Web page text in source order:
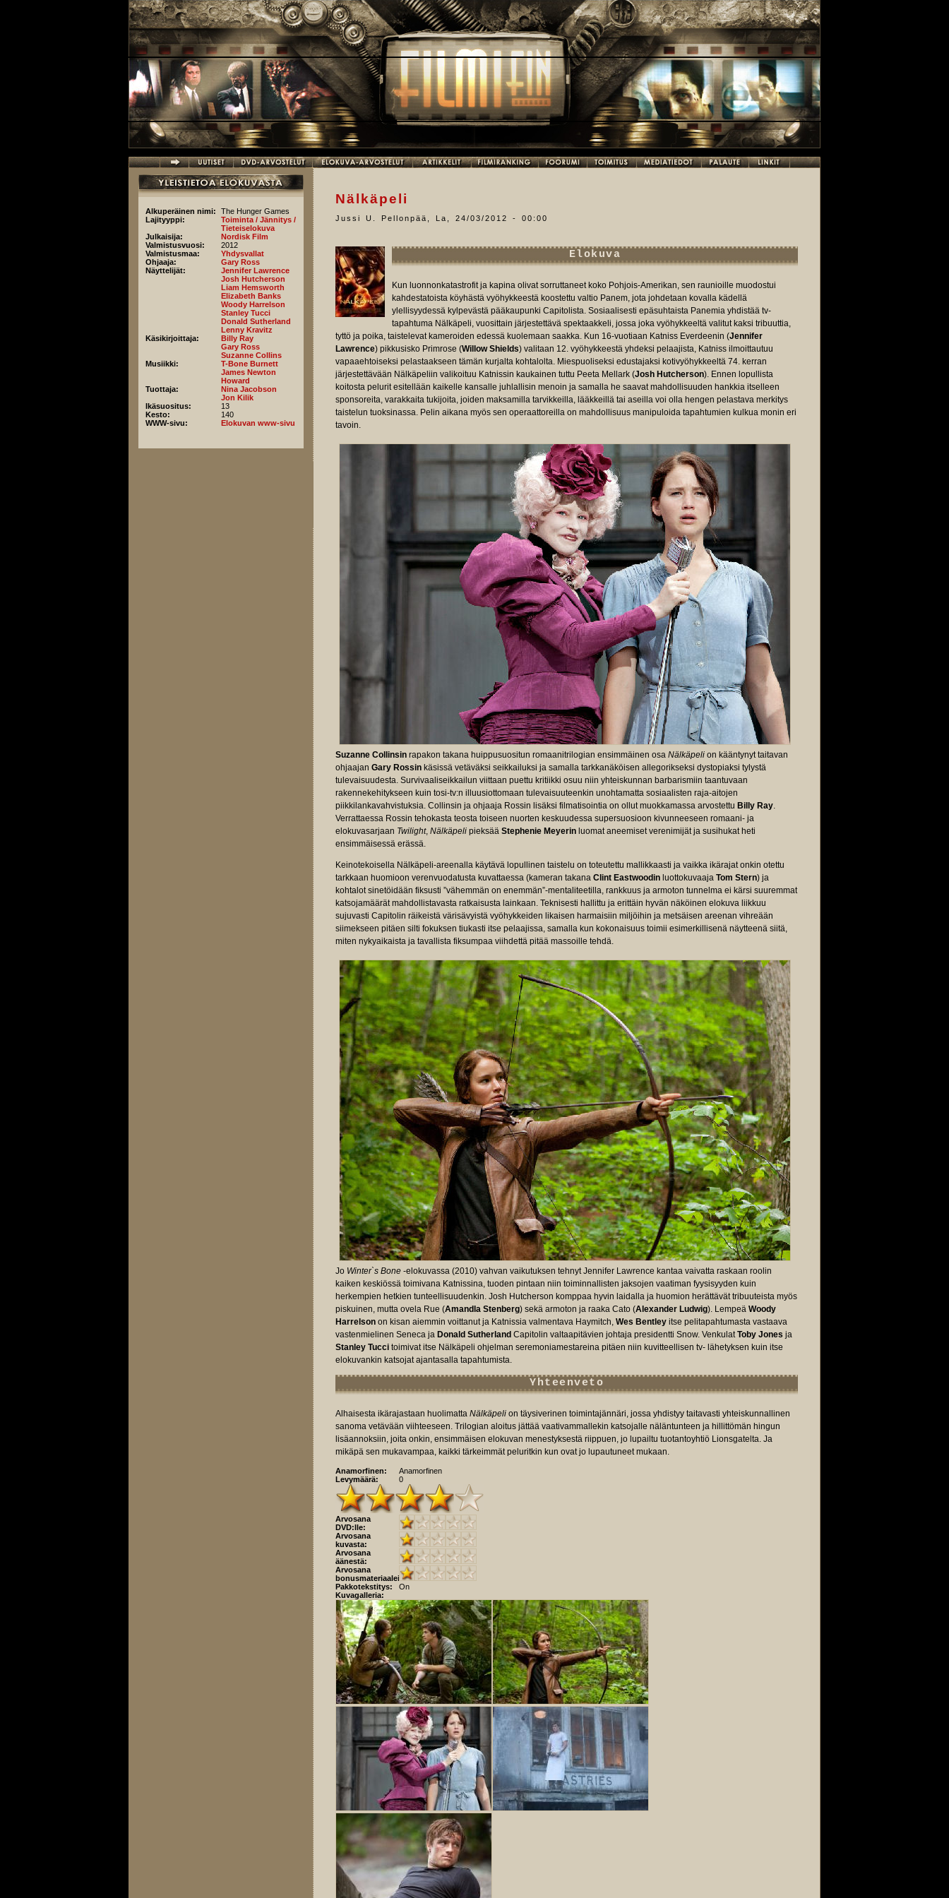
Alkuperäinen nimi:
The Hunger Games
Lajityyppi:
Toiminta / Jännitys /
Tieteiselokuva
Julkaisija:
Nordisk Film
Valmistusvuosi:
2012
Valmistusmaa:
Yhdysvallat
Ohjaaja:
Gary Ross
Näyttelijät:
Jennifer Lawrence
Josh Hutcherson
Liam Hemsworth
Elizabeth Banks
Woody Harrelson
Stanley Tucci
Donald Sutherland
Lenny Kravitz
Käsikirjoittaja:
Billy Ray
Gary Ross
Suzanne Collins
Musiikki:
T-Bone Burnett
James Newton
Howard
Tuottaja:
Nina Jacobson
Jon Kilik
Ikäsuositus:
13
Kesto:
140
WWW-sivu:
Elokuvan www-sivu
Nälkäpeli
Jussi U. Pellonpää La, 24/03/2012 - 00:00
Elokuva
Kun luonnonkatastrofit ja kapina olivat sorruttaneet koko Pohjois-Amerikan, sen raunioille muodostui
kahdestatoista köyhästä vyöhykkeestä koostettu valtio Panem, jota johdetaan kovalla kädellä
ylellisyydessä kylpevästä pääkaupunki Capitolista. Sosiaalisesti epäsuhtaista Panemia yhdistää tv-
tapahtuma Nälkäpeli, vuosittain järjestettävä spektaakkeli, jossa joka vyöhykkeeltä valitut kaksi tribuuttia,
tyttö ja poika, taistelevat kameroiden edessä kuolemaan saakka. Kun 16-vuotiaan Katniss Everdeenin (Jennifer
Lawrence) pikkusisko Primrose (Willow Shields) valitaan 12. vyöhykkeestä yhdeksi pelaajista, Katniss ilmoittautuu
vapaaehtoiseksi pelastaakseen tämän kurjalta kohtalolta. Miespuoliseksi edustajaksi kotivyöhykkeeltä 74. kerran
järjestettävään Nälkäpeliin valikoituu Katnissin kaukainen tuttu Peeta Mellark (Josh Hutcherson). Ennen lopullista
koitosta pelurit esitellään kaikelle kansalle juhlallisin menoin ja samalla he saavat mahdollisuuden hankkia itselleen
sponsoreita, varakkaita tukijoita, joiden maksamilla tarvikkeilla, lääkkeillä tai aseilla voi olla hengen pelastava merkitys
taistelun tuoksinassa. Pelin aikana myös sen operaattoreilla on mahdollisuus manipuloida tapahtumien kulkua monin eri
tavoin.
Suzanne Collinsin rapakon takana huippusuositun romaanitrilogian ensimmäinen osa Nälkäpeli on kääntynyt taitavan
ohjaajan Gary Rossin käsissä vetäväksi seikkailuksi ja samalla tarkkanäköisen allegorikseksi dystopiaksi tylystä
tulevaisuudesta. Survivaaliseikkailun viittaan puettu kritiikki osuu niin yhteiskunnan barbarismiin taantuvaan
rakennekehitykseen kuin tosi-tv:n illuusiottomaan tulevaisuuteenkin unohtamatta sosiaalisten raja-aitojen
piikkilankavahvistuksia. Collinsin ja ohjaaja Rossin lisäksi filmatisointia on ollut muokkamassa arvostettu Billy Ray.
Verrattaessa Rossin tehokasta teosta toiseen nuorten keskuudessa supersuosioon kivunneeseen romaani- ja
elokuvasarjaan Twilight, Nälkäpeli pieksää Stephenie Meyerin luomat aneemiset verenimijät ja susihukat heti
ensimmäisessä erässä.
Keinotekoisella Nälkäpeli-areenalla käytävä lopullinen taistelu on toteutettu mallikkaasti ja vaikka ikärajat onkin otettu
tarkkaan huomioon verenvuodatusta kuvattaessa (kameran takana Clint Eastwoodin luottokuvaaja Tom Stern) ja
kohtalot sinetöidään fiksusti ”vähemmän on enemmän”-mentaliteetilla, rankkuus ja armoton tunnelma ei kärsi suuremmat
katsojamäärät mahdollistavasta ratkaisusta lainkaan. Teknisesti hallittu ja erittäin hyvän näköinen elokuva liikkuu
sujuvasti Capitolin räikeistä värisävyistä vyöhykkeiden likaisen harmaisiin miljöihin ja metsäisen areenan vihreään
siimekseen pitäen silti fokuksen tiukasti itse pelaajissa, samalla kun kokonaisuus toimii esimerkillisenä näytteenä siitä,
miten nykyaikaista ja tavallista fiksumpaa viihdettä pitää massoille tehdä.
Jo Winter`s Bone -elokuvassa (2010) vahvan vaikutuksen tehnyt Jennifer Lawrence kantaa vaivatta raskaan roolin
kaiken keskiössä toimivana Katnissina, tuoden pintaan niin toiminnallisten jaksojen vaatiman fyysisyyden kuin
herkempien hetkien tunteellisuudenkin. Josh Hutcherson komppaa hyvin laidalla ja huomion herättävät tribuuteista myös
piskuinen, mutta ovela Rue (Amandla Stenberg) sekä armoton ja raaka Cato (Alexander Ludwig). Lempeä Woody
Harrelson on kisan aiemmin voittanut ja Katnissia valmentava Haymitch, Wes Bentley itse pelitapahtumasta vastaava
vastenmielinen Seneca ja Donald Sutherland Capitolin valtaapitävien johtaja presidentti Snow. VenkulatToby Jones ja
Stanley Tucci toimivat itse Nälkäpeli ohjelman seremoniamestareina pitäen niin kuvitteellisen tv- lähetyksen kuin itse
elokuvankin katsojat ajantasalla tapahtumista.
Yhteenveto
Alhaisesta ikärajastaan huolimatta Nälkäpeli on täysiverinen toimintajännäri, jossa yhdistyy taitavasti yhteiskunnallinen
sanoma vetävään viihteeseen. Trilogian aloitus jättää vaativammallekin katsojalle näläntunteen ja hillittömän hingun
lisäannoksiin, joita onkin, ensimmäisen elokuvan menestyksestä riippuen, jo lupailtu tuotantoyhtiö Lionsgatelta. Ja
mikäpä sen mukavampaa, kaikki tärkeimmät peluritkin kun ovat jo lupautuneet mukaan.
Anamorfinen:
Anamorfinen
Levymäärä:
0
Arvosana
DVD:lle:
Arvosana
kuvasta:
Arvosana
äänestä:
Arvosana
bonusmateriaaleista:
Pakkotekstitys:
On
Kuvagalleria: